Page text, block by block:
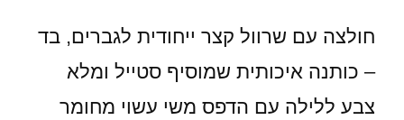
חולצה עם שרוול קצר ייחודית לגברים, בד
– כותנה איכותית שמוסיף סטייל ומלא
צבע ללילה עם הדפס משי עשוי מחומר